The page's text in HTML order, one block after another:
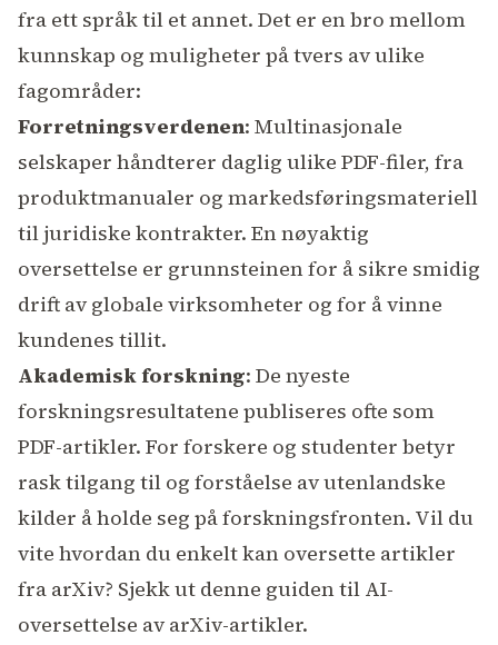
fra ett språk til et annet. Det er en bro mellom
kunnskap og muligheter på tvers av ulike
fagområder:
Forretningsverdenen: Multinasjonale
selskaper håndterer daglig ulike PDF-filer, fra
produktmanualer og markedsføringsmateriell
til juridiske kontrakter. En nøyaktig
oversettelse er grunnsteinen for å sikre smidig
drift av globale virksomheter og for å vinne
kundenes tillit.
Akademisk forskning: De nyeste
forskningsresultatene publiseres ofte som
PDF-artikler. For forskere og studenter betyr
rask tilgang til og forståelse av utenlandske
kilder å holde seg på forskningsfronten. Vil du
vite hvordan du enkelt kan oversette artikler
fra arXiv? Sjekk ut denne guiden til AI-
oversettelse av arXiv-artikler.